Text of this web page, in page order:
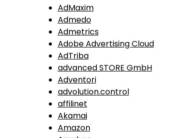
AdMaxim
Admedo
Admetrics
Adobe Advertising Cloud
AdTriba
advanced STORE GmbH
Adventori
advolution.control
affilinet
Akamai
Amazon